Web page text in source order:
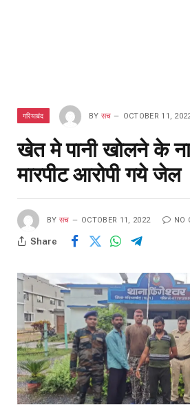
गरियाबंद BY सच OCTOBER 11,
खेत मे पानी खोलने के
मारपीट आरोपी गये जेल
BY सच OCTOBER 11, 2022 NO
Share